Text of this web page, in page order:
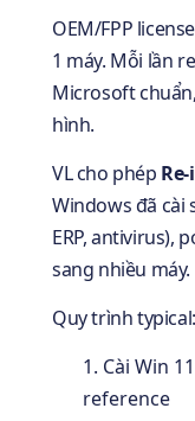
OEM/FPP
1 máy. Mỗi lần
Microsoft
hình.
VL cho phép
Windows đã cài
ERP, antivirus),
sang nhiều máy.
Quy trình typical:
Cài Win
reference